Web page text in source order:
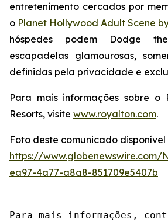
entretenimento cercados por
o Planet Hollywood Adult Scene
hóspedes podem Dodge
escapadelas glamourosas,
definidas pela privacidade e
Para mais informações sobre o
Resorts, visite www.royalton.com.
Foto deste comunicado disponível
https://
ea97-4a77-a8a8-851709e5407b
Para mais informações,